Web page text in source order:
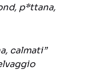
p*ttana,
calmati”